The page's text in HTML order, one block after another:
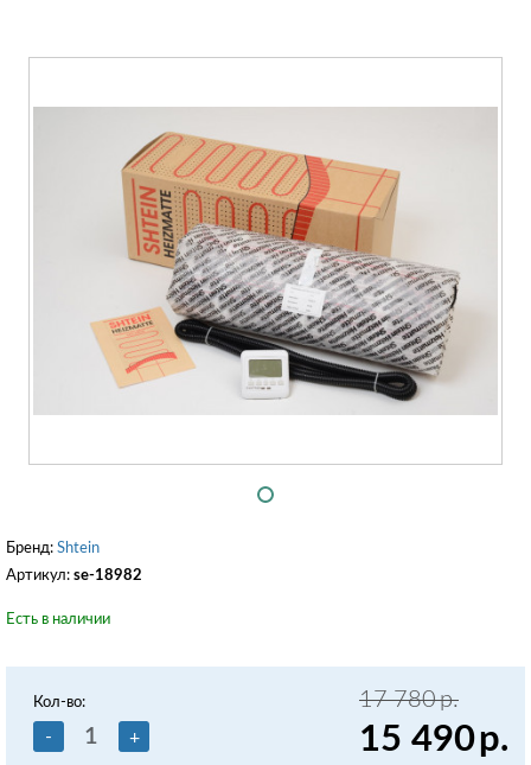
Бренд: Shtein
Артикул: se-18982
Есть в наличии
Кол-во:
- +
17 780р.
15 490р.